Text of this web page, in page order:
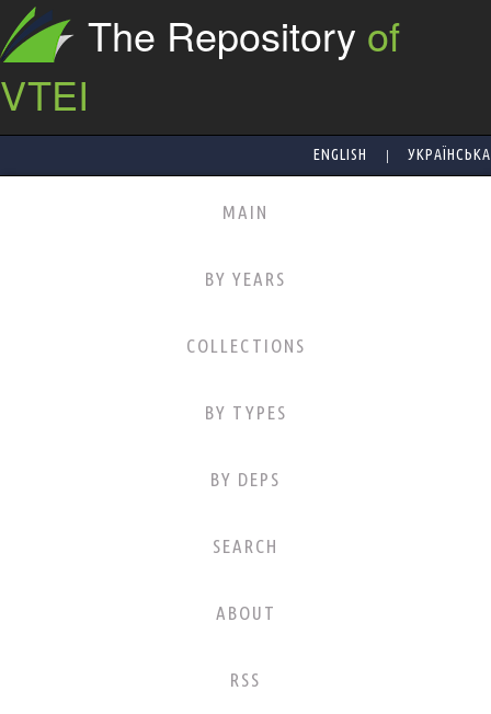
The Repository of
VTEI
ENGLISH | УКРАЇНСЬКА
MAIN
BY YEARS
COLLECTIONS
BY TYPES
BY DEPS
SEARCH
ABOUT
RSS